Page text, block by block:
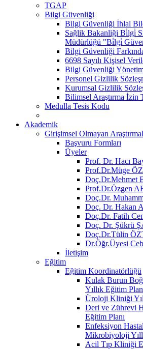
TGAP
Bilgi Güvenliği
Bilgi Güvenliği İhlal
Sağlik Bakanliği Bi̇lgi̇
Müdürlüğü "Bi̇lgi̇
Bilgi Güvenliği
6698 Sayılı Kişisel
Bilgi Güvenliği
Personel Gizlilik
Kurumsal Gizlilik
Bilimsel Araştırma İzin
Medulla Tesis Kodu
Akademik
Girişimsel Olmayan
Başvuru Formları
Üyeler
Prof. Dr. Hacı
Prof.Dr.Müge
Doç.Dr.Mehmet
Prof.Dr.Özgen
Doç.Dr.
Doç. Dr. Hakan
Doç.Dr. Fatih
Doç. Dr. Şükrü
Doç.Dr.Tülin
Dr.Öğr.Üyesi
İletişim
Eğitim
Eğitim Koordinatörlüğü
Kulak Burun
Yıllık Eğitim
Üroloji Kliniği
Deri ve Zührevi
Eğitim Planı
Enfeksiyon
Mikrobiyoloji
Acil Tıp Kliniği